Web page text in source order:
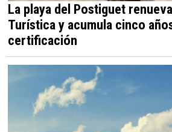
La playa del Postiguet
Turística y acumula cinco
certificación